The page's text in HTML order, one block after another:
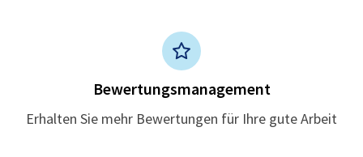
Bewertungsmanagement
Erhalten Sie mehr Bewertungen für Ihre gute Arbeit